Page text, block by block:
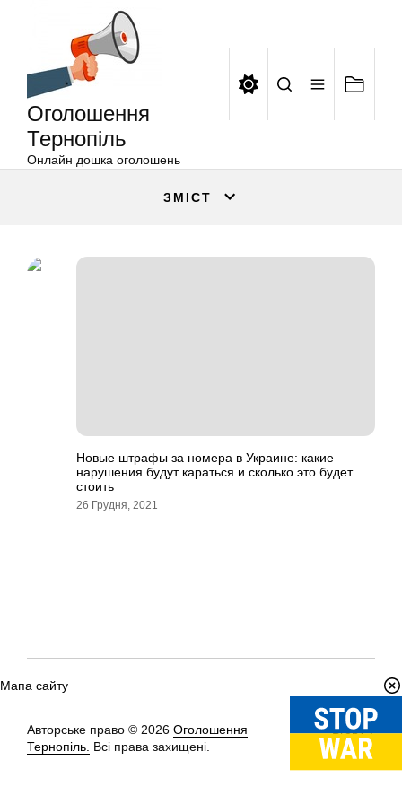
Оголошення
Тернопіль
Онлайн дошка оголошень
ЗМІСТ
Новые штрафы за номера в Украине: какие
нарушения будут караться и сколько это будет
стоить
26 Грудня, 2021
Мапа сайту
Авторське право © 2026 Оголошення
Тернопіль. Всі права захищені.
Вгору